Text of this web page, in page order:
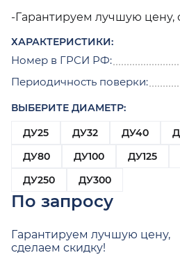
-Гарантируем лучшую цену,
ХАРАКТЕРИСТИКИ:
Номер в ГРСИ РФ:
Периодичность поверки:
ВЫБЕРИТЕ ДИАМЕТР:
ДУ25
ДУ32 ДУ40
ДУ80
ДУ100 ДУ125
ДУ250
ДУ300
По запросу
Гарантируем лучшую цену,
сделаем скидку!